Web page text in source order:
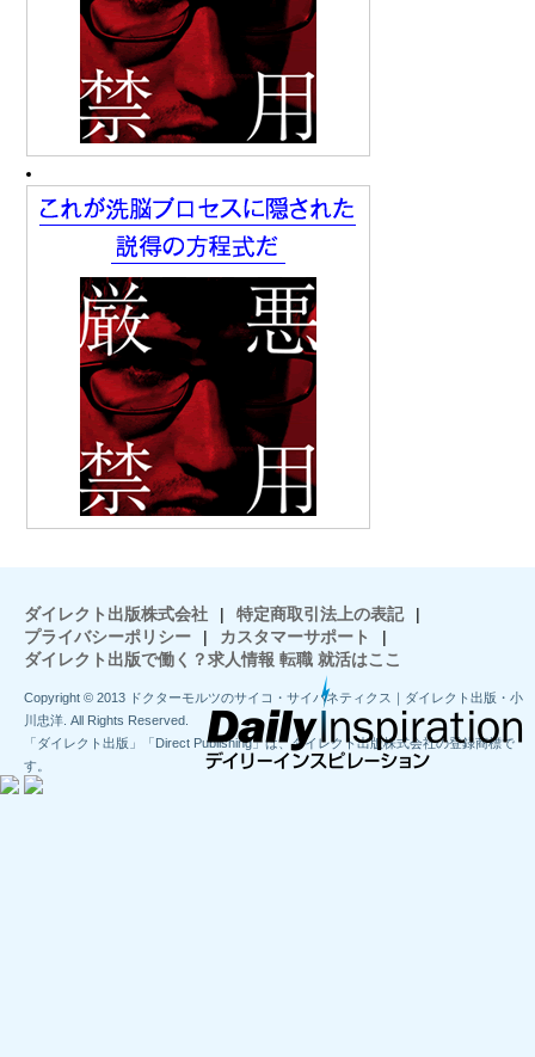
ダイレクト出版株式会社 | 特定商取引法上の表記
|
プライバシーポリシー
| カスタマーサポート
|
ダイレクト出版で働く？求人情報 転職 就活はここ
Copyright © 2013 ドクターモルツのサイコ・サイバネティクス｜ダイレクト出版・小
川忠洋. All Rights Reserved.
「ダイレクト出版」「Direct Publishing」は、ダイレクト出版株式会社の登録商標で
す。